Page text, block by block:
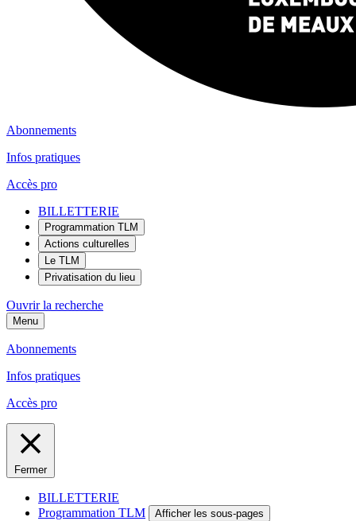
Abonnements
Infos pratiques
Accès pro
BILLETTERIE
Programmation TLM
Actions culturelles
Le TLM
Privatisation du lieu
Ouvrir la recherche
Menu
Abonnements
Infos pratiques
Accès pro
Fermer
BILLETTERIE
Programmation TLM
Afficher les sous-pages